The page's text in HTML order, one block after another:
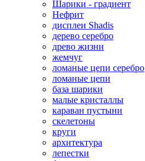
Шарики - градиент
Нефрит
дисплеи Shadis
дерево серебро
древо жизни
жемчуг
ломаные цепи серебро
ломаные цепи
база шарики
малые кристаллы
караван пустыни
скелетоны
круги
архитектура
лепестки